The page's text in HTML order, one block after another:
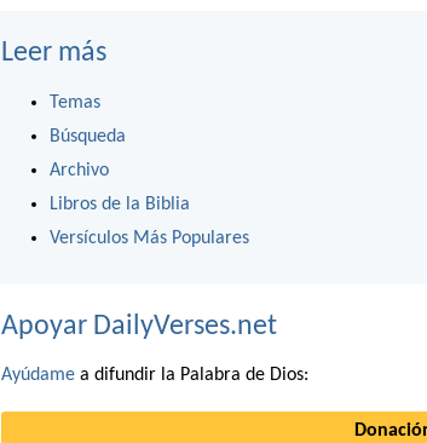
Leer más
Temas
Búsqueda
Archivo
Libros de la Biblia
Versículos Más Populares
Apoyar DailyVerses.net
Ayúdame a difundir la Palabra de Dios: